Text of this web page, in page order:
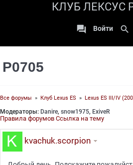
КЛУБ ЛЕКСУС
 Войти search
P0705
Все форумы » Клуб Lexus ES » Lexus ES III/IV
Модераторы: Danire, snow1975, ExiveR
Правила форумов Ссылка на тему
kvachuk.scorpion